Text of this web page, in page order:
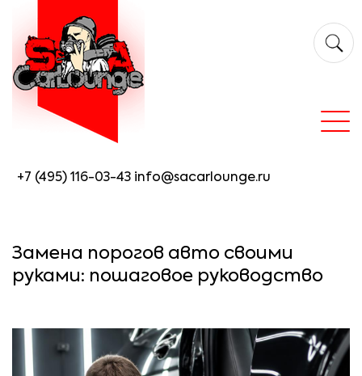
+7 (495) 116-03-43 info@sacarlounge.ru
Замена порогов авто своими
руками: пошаговое руководство